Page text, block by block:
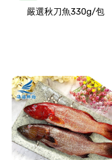
嚴選秋刀魚330g/包